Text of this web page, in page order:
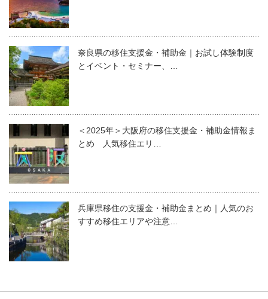
奈良県の移住支援金・補助金｜お試し体験制度
とイベント・セミナー、…
＜2025年＞大阪府の移住支援金・補助金情報ま
とめ 人気移住エリ…
兵庫県移住の支援金・補助金まとめ｜人気のお
すすめ移住エリアや注意…